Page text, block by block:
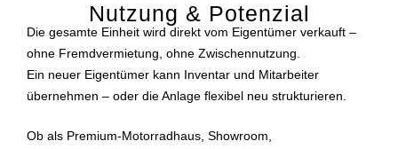
Nutzung & Potenzial
Die gesamte Einheit wird direkt vom Eigentümer verkauft –
ohne Fremdvermietung, ohne Zwischennutzung.
Ein neuer Eigentümer kann Inventar und Mitarbeiter
übernehmen – oder die Anlage flexibel neu strukturieren.
Ob als Premium-Motorradhaus, Showroom,